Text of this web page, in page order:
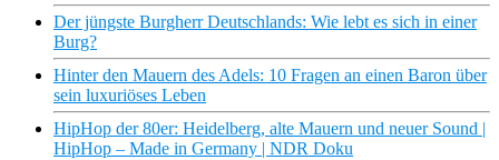
Der jüngste Burgherr Deutschlands: Wie lebt es sich in einer
Burg?
Hinter den Mauern des Adels: 10 Fragen an einen Baron über
sein luxuriöses Leben
HipHop der 80er: Heidelberg, alte Mauern und neuer Sound |
HipHop – Made in Germany | NDR Doku